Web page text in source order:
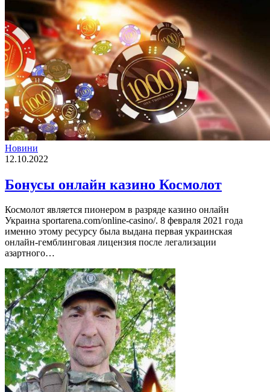
Новини
12.10.2022
Бонусы онлайн казино Космолот
Космолот является пионером в разряде казино онлайн
Украина sportarena.com/online-casino/. 8 февраля 2021 года
именно этому ресурсу была выдана первая украинская
онлайн-гемблинговая лицензия после легализации
азартного…